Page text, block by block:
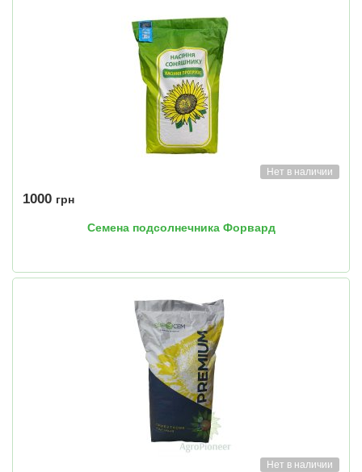
Нет в наличии
1000 грн
Семена подсолнечника Форвард
Нет в наличии